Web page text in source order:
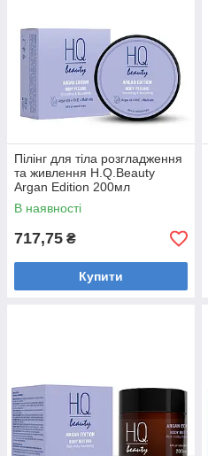
Пілінг для тіла розгладження
та живлення H.Q.Beauty
Argan Edition 200мл
В наявності
717,75 ₴
Купити